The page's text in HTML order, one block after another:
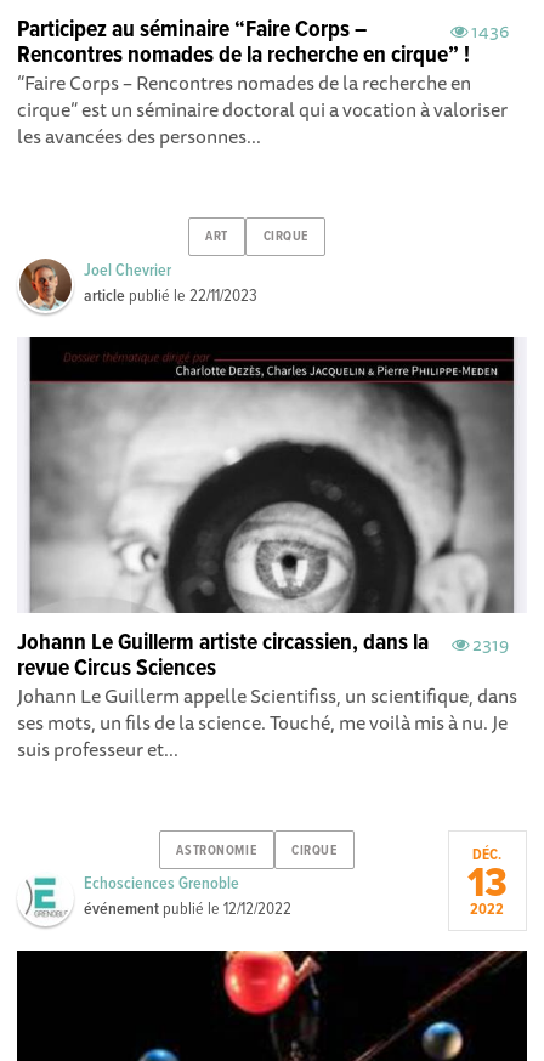
1436
Participez au séminaire “Faire Corps –
Rencontres nomades de la recherche en cirque” !
“Faire Corps – Rencontres nomades de la recherche en
cirque” est un séminaire doctoral qui a vocation à valoriser
les avancées des personnes...
ART CIRQUE
Joel Chevrier
article publié le22/11/2023
2319
Johann Le Guillerm artiste circassien, dans la
revue Circus Sciences
Johann Le Guillerm appelle Scientifiss, un scientifique, dans
ses mots, un fils de la science. Touché, me voilà mis à nu. Je
suis professeur et...
ASTRONOMIE CIRQUE
Echosciences Grenoble
événement publié le12/12/2022
DÉC.
13
2022